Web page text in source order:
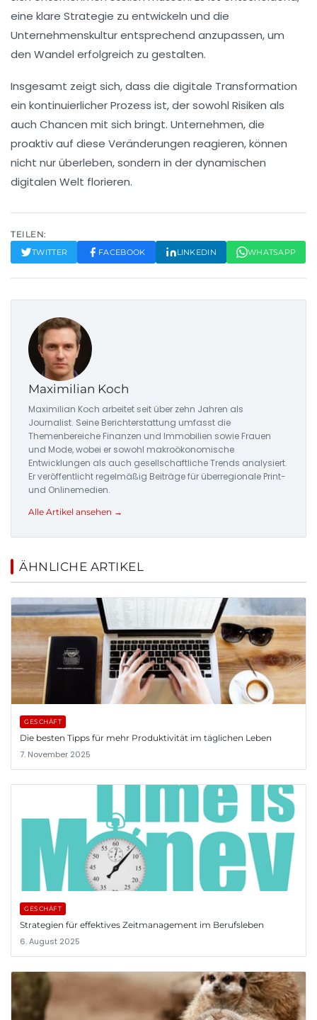
eine klare Strategie zu entwickeln und die
Unternehmenskulturentsprechend anzupassen, um
den Wandel erfolgreich zu gestalten.
Insgesamt zeigt sich, dass die digitale Transformation
ein kontinuierlicher Prozess ist, der sowohl Risiken als
auch Chancen mit sich bringt. Unternehmen, die
proaktiv auf diese Veränderungen reagieren, können
nicht nur überleben, sondern in derdynamischen
digitalen Welt florieren.
TEILEN:
TWITTER FACEBOOK LINKEDIN WHATSAPP
Maximilian Koch
Maximilian Koch arbeitet seit über zehn Jahren als
Journalist. Seine Berichterstattung umfasst die
Themenbereiche Finanzen und Immobilien sowie Frauen
und Mode, wobei er sowohl makroökonomische
Entwicklungen als auch gesellschaftliche Trends analysiert.
Er veröffentlicht regelmäßig Beiträge für überregionale Print-
und Onlinemedien.
Alle Artikel ansehen →
ÄHNLICHE ARTIKEL
GESCHÄFT
Die besten Tipps für mehr Produktivität im täglichen Leben
7. November 2025
GESCHÄFT
Strategien für effektives Zeitmanagement im Berufsleben
6. August 2025